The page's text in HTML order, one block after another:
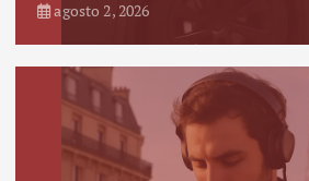
agosto 2, 2026